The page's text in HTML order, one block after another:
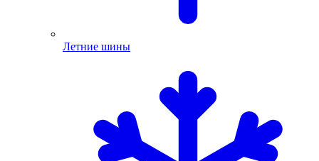
Летние шины